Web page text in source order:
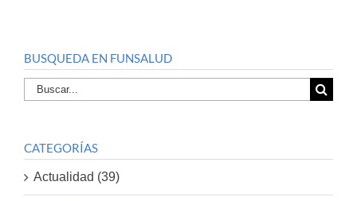
BUSQUEDA EN FUNSALUD
Buscar
por:
CATEGORÍAS
Actualidad (39)